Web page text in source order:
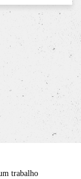
trabalho